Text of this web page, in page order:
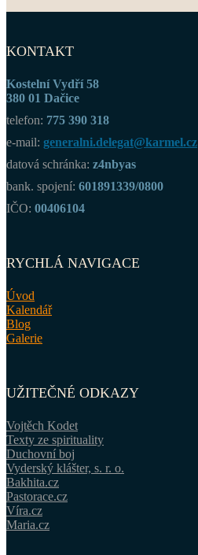
KONTAKT
Kostelní Vydří 58
380 01 Dačice
telefon: 775 390 318
e-mail: generalni.delegat@karmel.cz
datová schránka: z4nbyas
bank. spojení: 601891339/0800
IČO: 00406104
RYCHLÁ NAVIGACE
Úvod
Kalendář
Blog
Galerie
UŽITEČNÉ ODKAZY
Vojtěch Kodet
Texty ze spirituality
Duchovní boj
Vyderský klášter, s. r. o.
Bakhita.cz
Pastorace.cz
Víra.cz
Maria.cz